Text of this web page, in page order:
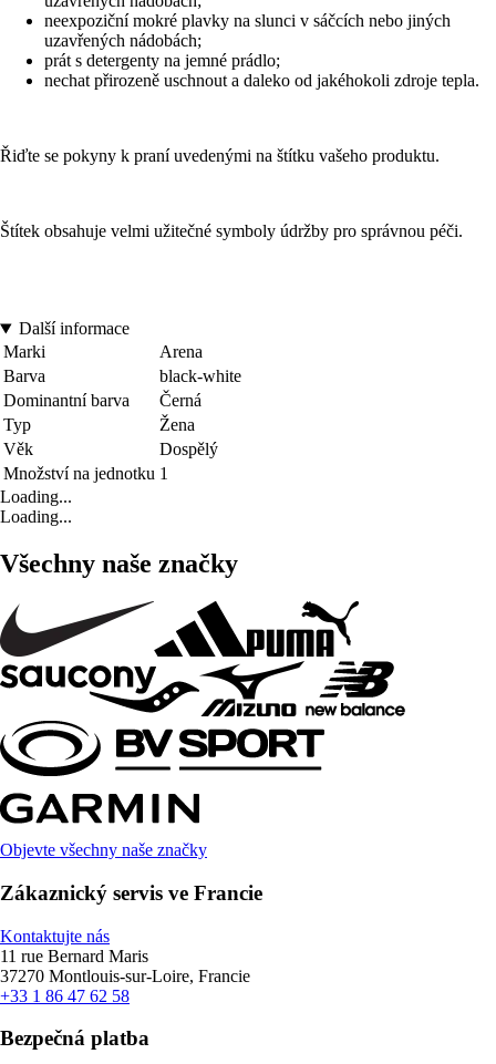
neexpoziční mokré plavky na slunci v sáčcích nebo jiných
uzavřených nádobách;
prát s detergenty na jemné prádlo;
nechat přirozeně uschnout a daleko od jakéhokoli zdroje tepla.
Řiďte se pokyny k praní uvedenými na štítku vašeho produktu.
Štítek obsahuje velmi užitečné symboly údržby pro správnou péči.
Další informace
Marki
Arena
Barva
black-white
Dominantní barva
Černá
Typ
Žena
Věk
Dospělý
Množství na jednotku 1
Loading...
Loading...
Všechny naše značky
Objevte všechny naše značky
Zákaznický servis ve Francie
Kontaktujte nás
11 rue Bernard Maris
37270 Montlouis-sur-Loire, Francie
+33 1 86 47 62 58
Bezpečná platba